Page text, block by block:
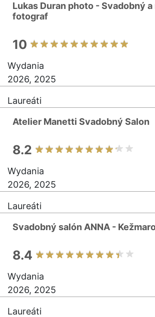
Lukas Duran photo - Svadobný
fotograf
10
Wydania
2026, 2025
Laureáti
Atelier Manetti Svadobný Salon
8.2
Wydania
2026, 2025
Laureáti
Svadobný salón ANNA -
8.4
Wydania
2026, 2025
Laureáti